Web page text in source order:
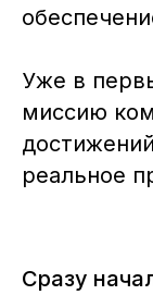
Уже в
миссию
реальное
Сразу